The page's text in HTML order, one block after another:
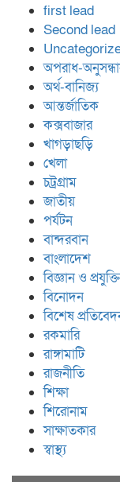
first lead
Second lead
অপরাধ-
অর্থ-বানিজ্য
আন্তর্জাতিক
কক্সবাজার
খাগড়াছড়ি
খেলা
চট্রগ্রাম
জাতীয়
পর্যটন
বান্দরবান
বাংলাদেশ
বিজ্ঞান ও প্রযুক্তি
বিনোদন
বিশেষ
রকমারি
রাঙ্গামাটি
রাজনীতি
শিক্ষা
শিরোনাম
সাক্ষাতকার
স্বাস্থ্য